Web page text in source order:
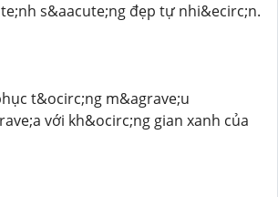
s&aacute;ng đẹp tự nhi&ecirc;n.
t&ocirc;ng m&agrave;u
với kh&ocirc;ng gian xanh của